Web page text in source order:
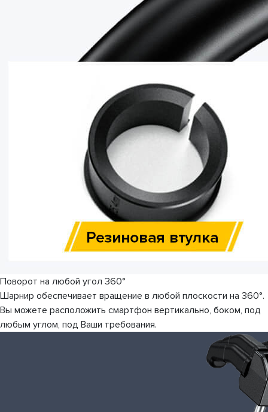
Поворот на любой угол 360°
Шарнир обеспечивает вращение в любой плоскости на 360°.
Вы можете расположить смартфон вертикально, боком, под
любым углом, под Ваши требования.